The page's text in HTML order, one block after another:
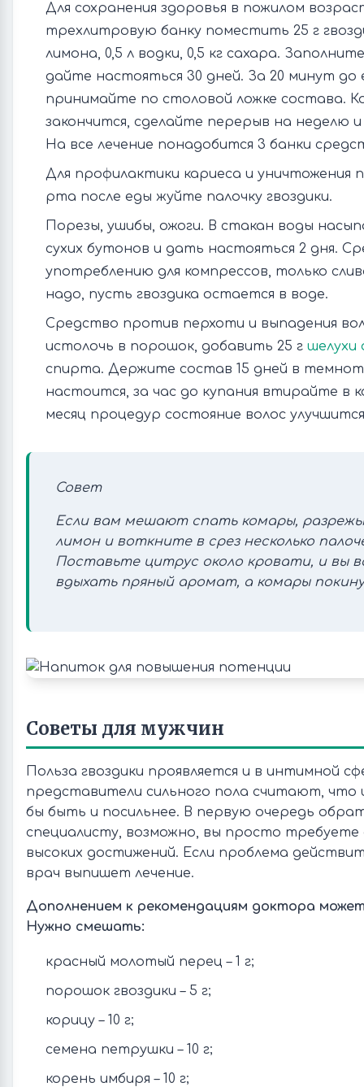
Для сохранения здоровья в пожилом
трехлитровую банку поместить 25 г
лимона, 0,5 л водки, 0,5 кг сахара.
дайте настояться 30 дней. За 20 минут до
принимайте по столовой ложке состава.
закончится, сделайте перерыв на неделю
На все лечение понадобится 3 банки
Для профилактики кариеса и уничтожения
рта после еды жуйте палочку гвоздики.
Порезы, ушибы, ожоги. В стакан воды
сухих бутонов и дать настояться 2 дня.
употреблению для компрессов, только
надо, пусть гвоздика остается в воде.
Средство против перхоти и выпадения
истолочь в порошок, добавить 25 г шелухи
спирта. Держите состав 15 дней в
настоится, за час до купания втирайте в
месяц процедур состояние волос
Совет
Если вам мешают спать комары,
лимон и воткните в срез несколько
Поставьте цитрус около кровати, и вы
вдыхать пряный аромат, а комары
Советы для мужчин
Польза гвоздики проявляется и в интимной
представители сильного пола считают, что
бы быть и посильнее. В первую очередь
специалисту, возможно, вы просто требуете
высоких достижений. Если проблема
врач выпишет лечение.
Дополнением к рекомендациям доктора
Нужно смешать:
красный молотый перец – 1 г;
порошок гвоздики – 5 г;
корицу – 10 г;
семена петрушки – 10 г;
корень имбиря – 10 г;